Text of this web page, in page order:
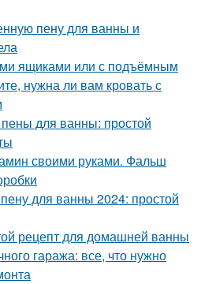
пену для ванны и
ящиками или с подъёмным
нужна ли вам кровать с
для ванны: простой
своими руками. Фальш
для ванны 2024: простой
рецепт для домашней ванны
гаража: все, что нужно